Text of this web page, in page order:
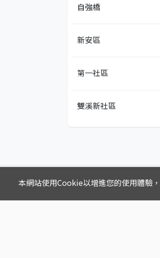
自強橋
新安區
第一社區
雙溪新社區
本網站使用Cookie以增進您的使用體驗，